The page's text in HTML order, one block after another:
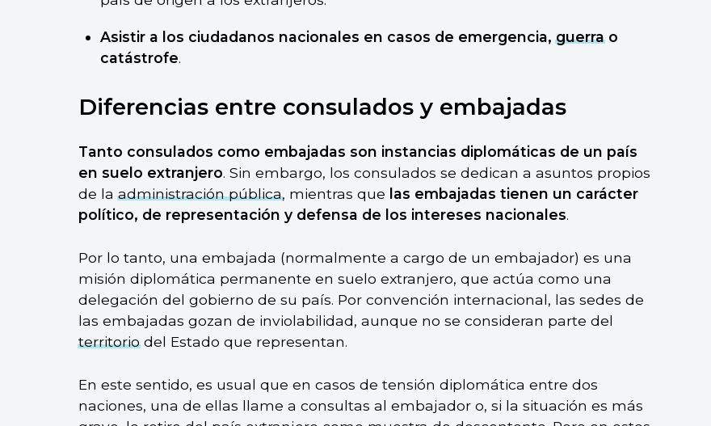
Asistir a los ciudadanos nacionales en casos de emergencia,guerrao
catástrofe.
Diferencias entre consulados y embajadas
Tanto consulados como embajadas son instancias diplomáticas de un país
en suelo extranjero. Sin embargo, los consulados se dedican a asuntos propios
de laadministración pública, mientras que las embajadas tienen un carácter
político, de representación y defensa de los intereses nacionales.
Por lo tanto, una embajada (normalmente a cargo de un embajador) es una
misión diplomática permanente en suelo extranjero, que actúa como una
delegación del gobierno de su país. Por convención internacional, las sedes de
las embajadas gozan de inviolabilidad, aunque no se consideran parte del
territoriodel Estado que representan.
En este sentido, es usual que en casos de tensión diplomática entre dos
naciones, una de ellas llame a consultas al embajador o, si la situación es más